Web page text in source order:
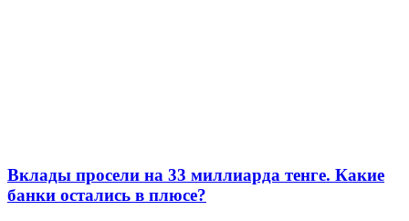
Вклады просели на 33 миллиарда тенге. Какие
банки остались в плюсе?